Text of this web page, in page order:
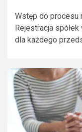
Wstęp do procesu
Rejestracja
dla każdego